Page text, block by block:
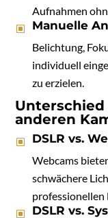
Aufnahmen
Manuelle
Belichtung,
individuell
zu erzielen.
Unterschied
anderen
DSLR vs.
Webcams
schwächere
professionellen
DSLR vs.